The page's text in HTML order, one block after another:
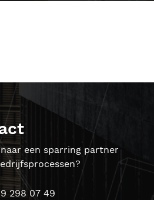
een sparring partner
298 07 49